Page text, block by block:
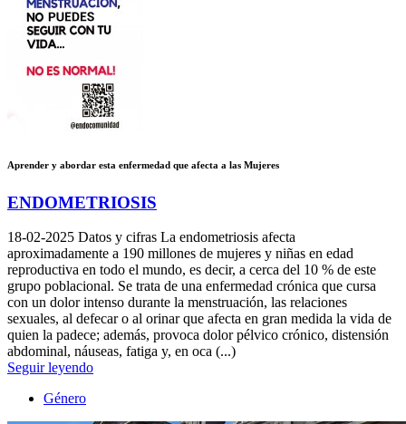
Aprender y abordar esta enfermedad que afecta a las Mujeres
ENDOMETRIOSIS
18-02-2025 Datos y cifras La endometriosis afecta
aproximadamente a 190 millones de mujeres y niñas en edad
reproductiva en todo el mundo, es decir, a cerca del 10 % de este
grupo poblacional. Se trata de una enfermedad crónica que cursa
con un dolor intenso durante la menstruación, las relaciones
sexuales, al defecar o al orinar que afecta en gran medida la vida de
quien la padece; además, provoca dolor pélvico crónico, distensión
abdominal, náuseas, fatiga y, en oca (...)
Seguir leyendo
Género